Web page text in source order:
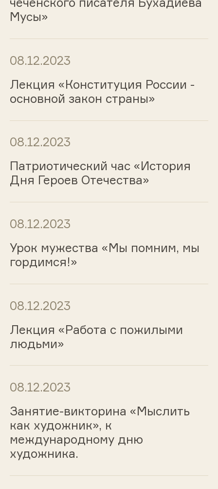
Мусы»
08.12.2023
Лекция «Конституция России -
основной закон страны»
08.12.2023
Патриотический час «История
Дня Героев Отечества»
08.12.2023
Урок мужества «Мы помним, мы
гордимся!»
08.12.2023
Лекция «Работа с пожилыми
людьми»
08.12.2023
Занятие-викторина «Мыслить
как художник», к
международному дню
художника.